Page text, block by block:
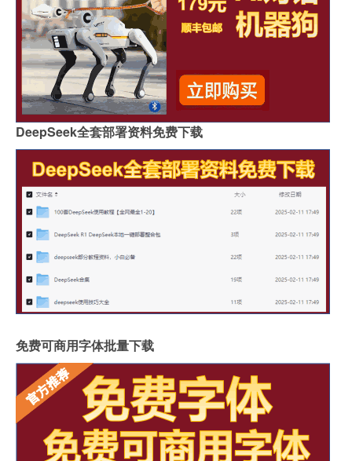
DeepSeek全套部署资料免费下载
免费可商用字体批量下载